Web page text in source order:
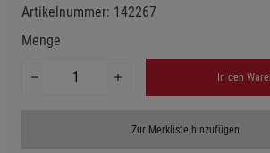
Artikelnummer: 142267
Menge
In den
Zur Merkliste hinzufügen